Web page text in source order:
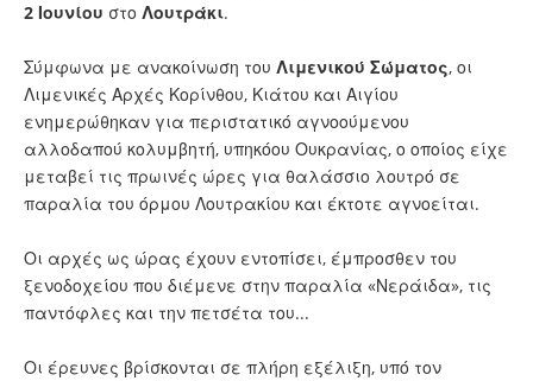
2 Ιουνίου στο Λουτράκι.
Σύμφωνα με ανακοίνωση του Λιμενικού Σώματος, οι
Λιμενικές Αρχές Κορίνθου, Κιάτου και Αιγίου
ενημερώθηκαν για περιστατικό αγνοούμενου
αλλοδαπού κολυμβητή, υπηκόου Ουκρανίας, ο οποίος είχε
μεταβεί τις πρωινές ώρες για θαλάσσιο λουτρό σε
παραλία του όρμου Λουτρακίου και έκτοτε αγνοείται.
Οι αρχές ως ώρας έχουν εντοπίσει, έμπροσθεν του
ξενοδοχείου που διέμενε στην παραλία «Νεράιδα», τις
παντόφλες και την πετσέτα του...
Οι έρευνες βρίσκονται σε πλήρη εξέλιξη, υπό τον